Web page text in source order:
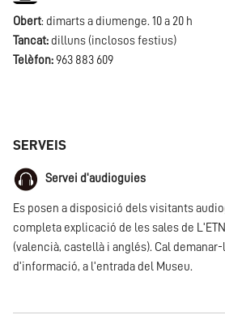
Obert: dimarts a diumenge. 10 a 20 h
Tancat: dilluns (inclosos festius)
Telèfon: 963 883 609
SERVEIS
Servei d'audioguies
Es posen a disposició dels visitants
completa explicació de les sales de
(valencià, castellà i anglés). Cal
d'informació, a l'entrada del Museu.